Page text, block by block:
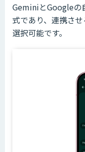
GeminiとGoogleの
式であり、連携さ
選択可能です。